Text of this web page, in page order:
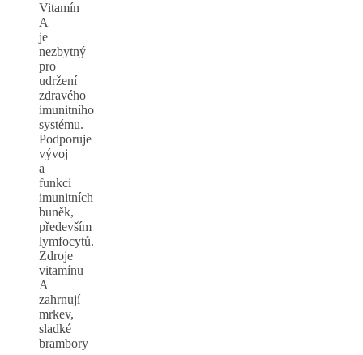
Vitamín
A
je
nezbytný
pro
udržení
zdravého
imunitního
systému.
Podporuje
vývoj
a
funkci
imunitních
buněk,
především
lymfocytů.
Zdroje
vitamínu
A
zahrnují
mrkev,
sladké
brambory